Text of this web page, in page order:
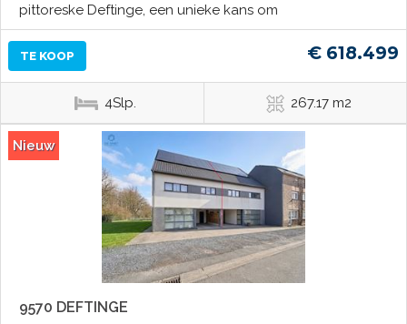
pittoreske Deftinge, een unieke kans om
TE KOOP € 618.499
4Slp. 267.17 m2
Nieuw
9570 DEFTINGE